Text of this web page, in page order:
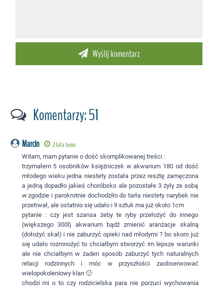
Komentarzy: 51
Marcin 2 lata temu
Witam, mam pytanie o dość skomplikowanej treści :
trzymałem 5 osobników księżniczek w akwarium 180 od dość
młodego wieku jedna niestety została przez resztę zamęczona
a jedną dopadło jakieś choróbsko ale pozostałe 3 żyły ze sobą
w zgodzie i parokrotnie dochodziło do tarła niestety narybek nie
przetrwał, ale ostatnio się udało i 9 sztuk ma już około 1cm
pytanie : czy jest szansa żeby te ryby przełożyć do innego
(większego 300l) akwarium bądź zmienić aranżacje skalną
(dołożyć skał) i nie zaburzyć opieki nad młodymi ? bo skoro już
się udało rozmnożyć to chciałbym stworzyć im lepsze warunki
ale nie chciałbym w żaden sposób zaburzyć tych naturalnych
relacji rodzinnych i móc w przyszłości zaobserwować
wielopokoleniowy klan 🙂
chodzi mi o to czy rodzicielska para nie porzuci wychowania